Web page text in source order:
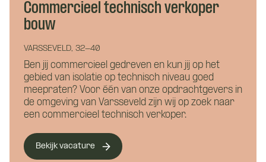
Commercieel technisch verkoper
bouw
VARSSEVELD, 32-40
Ben jij commercieel gedreven en kun jij op het
gebied van isolatie op technisch niveau goed
meepraten? Voor één van onze opdrachtgevers in
de omgeving van Varsseveld zijn wij op zoek naar
een commercieel technisch verkoper.
Bekijk vacature
Wat is je naam?
Wat is je naam?